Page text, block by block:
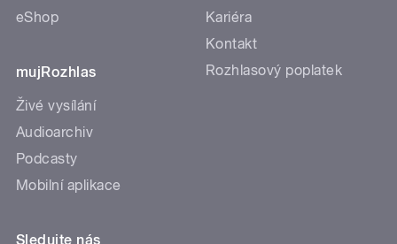
eShop
mujRozhlas
Živé vysílání
Audioarchiv
Podcasty
Mobilní aplikace
Kariéra
Kontakt
Rozhlasový poplatek
Sledujte nás